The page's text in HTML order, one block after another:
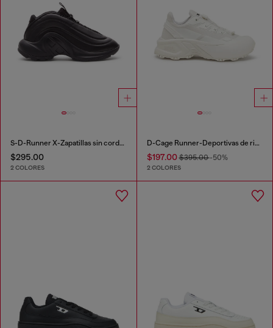
S-D-Runner X-Zapatillas sin cordones con empeine Oval D mate
$295.00
2 COLORES
D-Cage Runner-Deportivas de ripstop con ribetes de poliuretano termoplástico
$197.00$395.00-50%
2 COLORES